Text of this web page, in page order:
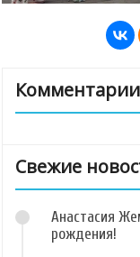
Комментарии
Свежие
Анастасия
рождения!